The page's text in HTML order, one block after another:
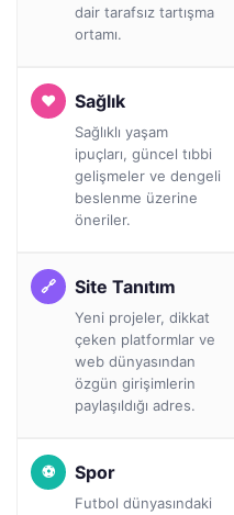
dair tarafsız tartışma
ortamı.
Sağlık
Sağlıklı yaşam
ipuçları, güncel tıbbi
gelişmeler ve dengeli
beslenme üzerine
öneriler.
Site Tanıtım
Yeni projeler, dikkat
çeken platformlar ve
web dünyasından
özgün girişimlerin
paylaşıldığı adres.
Spor
Futbol dünyasındaki